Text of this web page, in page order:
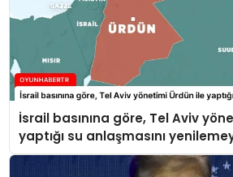
İsrail basınına göre, Tel Aviv
yaptığı su anlaşmasını